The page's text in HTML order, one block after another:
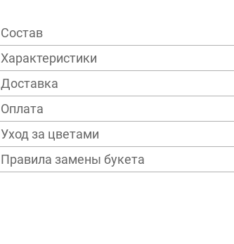
Состав
Характеристики
Доставка
Оплата
Уход за цветами
Правила замены букета